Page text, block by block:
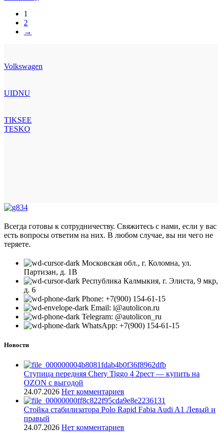
1
2
→
Volkswagen
UIDNU
TIKSEE
TESKO
Всегда готовы к сотрудничеству. Свяжитесь с нами, если у вас
есть вопросы ответим на них. В любом случае, вы ни чего не
теряете.
Московская обл., г. Коломна, ул.
Партизан, д. 1В
Республика Калмыкия, г. Элиста, 9 мкр,
д. 6
Phone: +7(900) 154-61-15
Email: i@autolicon.ru
Telegram: @autolicon_ru
WhatsApp: +7(900) 154-61-15
Новости
Ступица передняя Chery Tiggo 4 2рест — купить на
OZON с выгодой
24.07.2026 Нет комментариев
Стойка стабилизатора Polo Rapid Fabia Audi A1 Левый и
правый
24.07.2026 Нет комментариев